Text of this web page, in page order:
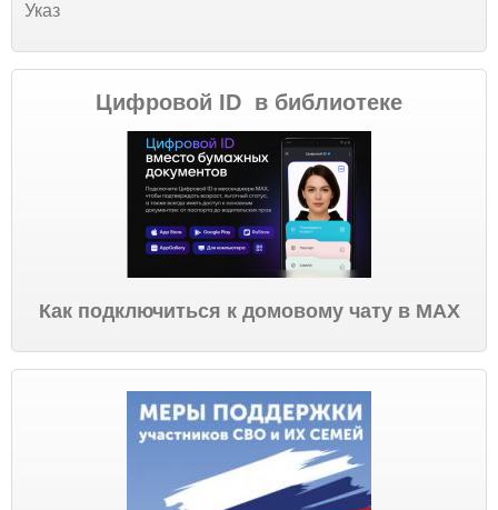
Указ
Цифровой ID в библиотеке
Как подключиться к домовому чату в МАХ